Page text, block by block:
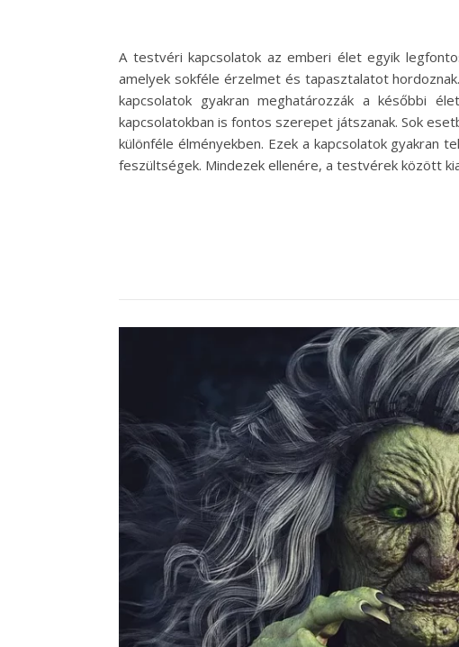
A testvéri kapcsolatok az emberi élet egyik
amelyek sokféle érzelmet és tapasztalatot
kapcsolatok gyakran meghatározzák a későbbi
kapcsolatokban is fontos szerepet játszanak. Sok
különféle élményekben. Ezek a kapcsolatok gyakran
feszültségek. Mindezek ellenére, a testvérek között